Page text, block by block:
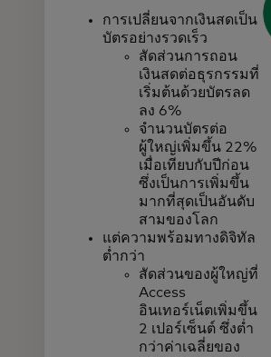
การเปลี่ยนจากเงินสดเป็น
บัตรอย่างรวดเร็ว
สัดส่วนการถอน
เงินสดต่อธุรกรรมที่
เริ่มต้นด้วยบัตรลด
ลง 6%
จำนวนบัตรต่อ
ผู้ใหญ่เพิ่มขึ้น 22%
เมื่อเทียบกับปีก่อน
ซึ่งเป็นการเพิ่มขึ้น
มากที่สุดเป็นอันดับ
สามของโลก
แต่ความพร้อมทางดิจิทัล
ต่ำกว่า
สัดส่วนของผู้ใหญ่ที่
Access
อินเทอร์เน็ตเพิ่มขึ้น
2 เปอร์เซ็นต์ ซึ่งต่ำ
กว่าค่าเฉลี่ยของ